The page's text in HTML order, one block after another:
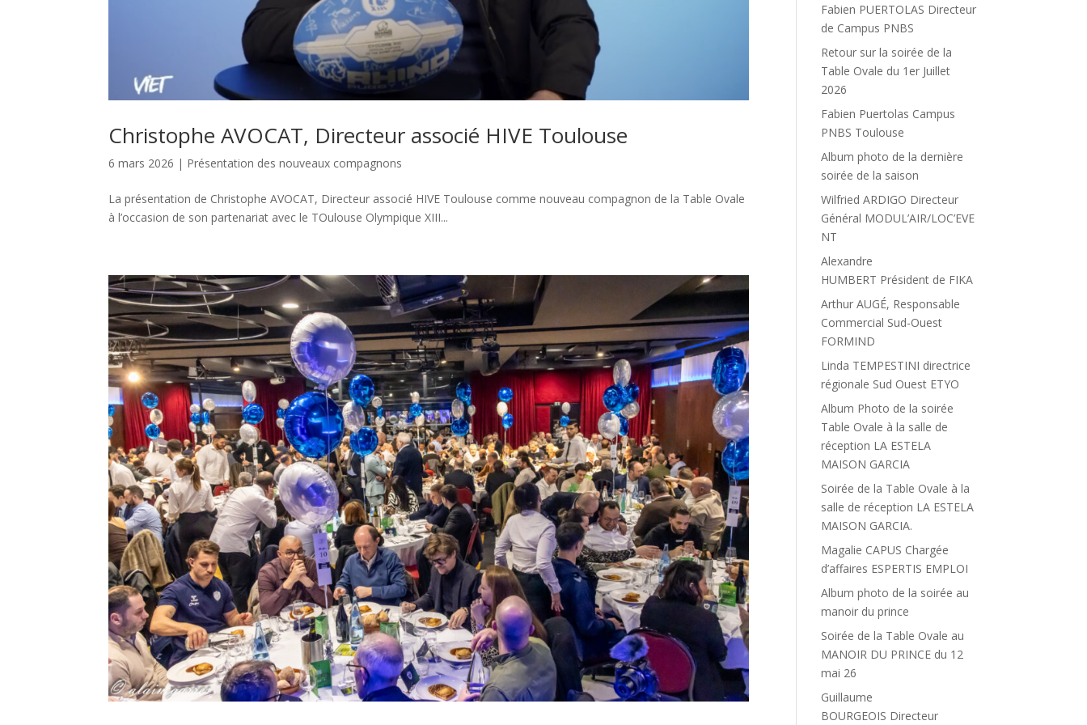
Christophe AVOCAT, Directeur associé HIVE Toulouse
6 mars 2026 | Présentation des nouveaux compagnons
La présentation de Christophe AVOCAT, Directeur associé HIVE Toulouse comme nouveau compagnon de la Table Ovale
à l’occasion de son partenariat avec le TOulouse Olympique XIII...
Fabien PUERTOLAS Directeur
de Campus PNBS
Retour sur la soirée de la
Table Ovale du 1er Juillet
2026
Fabien Puertolas Campus
PNBS Toulouse
Album photo de la dernière
soirée de la saison
Wilfried ARDIGO Directeur
Général MODUL’AIR/LOC’EVE
NT
Alexandre
HUMBERT Président de FIKA
Arthur AUGÉ, Responsable
Commercial Sud-Ouest
FORMIND
Linda TEMPESTINI directrice
régionale Sud Ouest ETYO
Album Photo de la soirée
Table Ovale à la salle de
réception LA ESTELA
MAISON GARCIA
Soirée de la Table Ovale à la
salle de réception LA ESTELA
MAISON GARCIA.
Magalie CAPUS Chargée
d’affaires ESPERTIS EMPLOI
Album photo de la soirée au
manoir du prince
Soirée de la Table Ovale au
MANOIR DU PRINCE du 12
mai 26
Guillaume
BOURGEOIS Directeur